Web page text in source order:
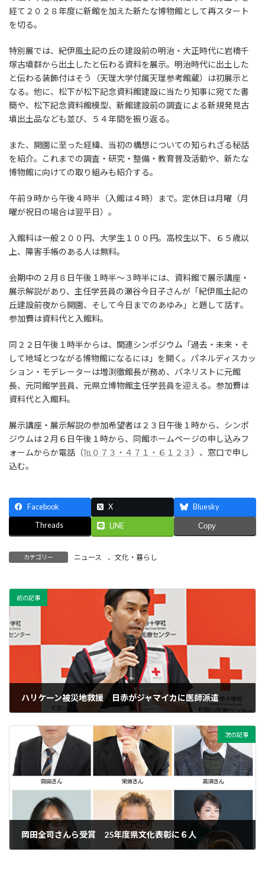
経て２０２８年度に新館を加えた新たな博物館として再スタート
を切る。
特別展では、紀伊風土記の丘の建設前の明治・大正時代に岩橋千
塚古墳群から出土したと伝わる資料を展示。明治時代に出土した
と伝わる装飾付はそう（天理大学付属天理参考館蔵）は初展示と
なる。他に、松下が松下記念資料館建設に当たり知事に宛てた書
簡や、松下記念資料館模型、新館建設前の調査による新規発見古
墳出土品なども並び、５４年間を振り返る。
また、開園に至った経緯、当初の構想についての知られざる秘話
を紹介。これまでの調査・研究・整備・教育普及活動や、新たな
博物館に向けての取り組みも紹介する。
午前９時から午後４時半（入館は４時）まで。定休日は月曜（月
曜が祝日の場合は翌平日）。
入館料は一般２００円、大学生１００円。高校生以下、６５歳以
上、障害手帳のある人は無料。
会期中の２月８日午後１時半～３時半には、資料館で展示講座・
展示解説があり、主任学芸員の瀬谷今日子さんが「紀伊風土記の
丘建設前夜から開園、そして今日までのあゆみ」と題して話す。
参加費は資料代と入館料。
同２２日午後１時半からは、関連シンポジウム「過去・未来・そ
して地域とつながる博物館になるには」を開く。パネルディスカッ
ション・モデレーターは増渕徹館長が務め、パネリストに元館
長、元同館学芸員、元県立博物館主任学芸員を迎える。参加費は
資料代と入館料。
展示講座・展示解説の参加希望者は２３日午後１時から、シンポ
ジウムは２月６日午後１時から、同館ホームページの申し込みフ
ォームからか電話（℡０７３・４７１・６１２３）、窓口で申し
込む。
Facebook X Bluesky
Threads LINE Copy
カテゴリー ニュース 、 文化・暮らし
前の記事
ハリケーン被災地救援 日赤がジャマイカに医師派遣
次の記事
岡田全司さんら受賞 25年度県文化表彰に６人